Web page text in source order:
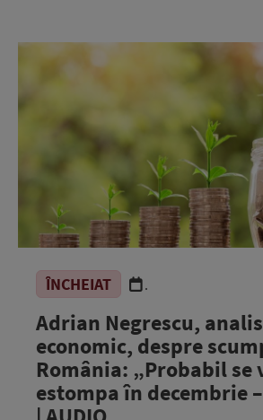
ÎNCHEIAT .
Adrian Negrescu,
economic, despre
România: „Probabil se
estompa în decembrie